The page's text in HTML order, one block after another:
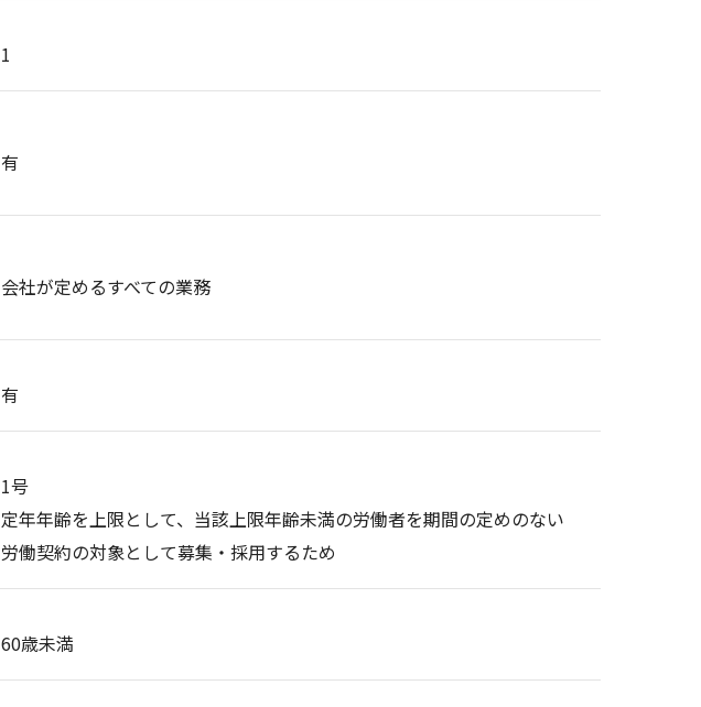
1
有
会社が定めるすべての業務
有
1号
定年年齢を上限として、当該上限年齢未満の労働者を期間の定めのない
労働契約の対象として募集・採用するため
60歳未満